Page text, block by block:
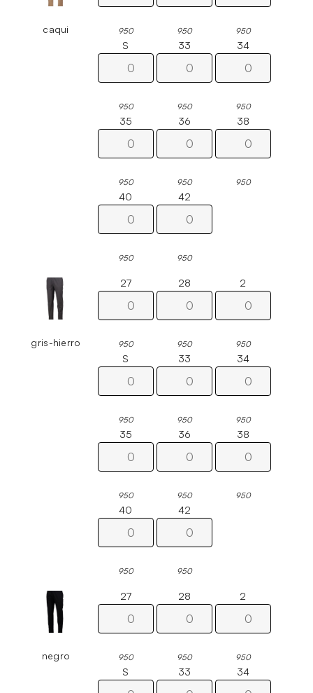
caqui 950 950 950
S
950
33
950
34
950
35
950
36
950
38
950
40
950
42
950
gris-hierro
27
950
28
950
2
950
S
950
33
950
34
950
35
950
36
950
38
950
40
950
42
950
negro
27
950
28
950
2
950
S 33 34